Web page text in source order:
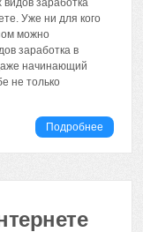
видов заработка
Уже ни для кого
можно
заработка в
начинающий
не только
Подробнее